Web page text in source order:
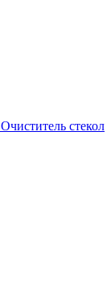
Очиститель стекол